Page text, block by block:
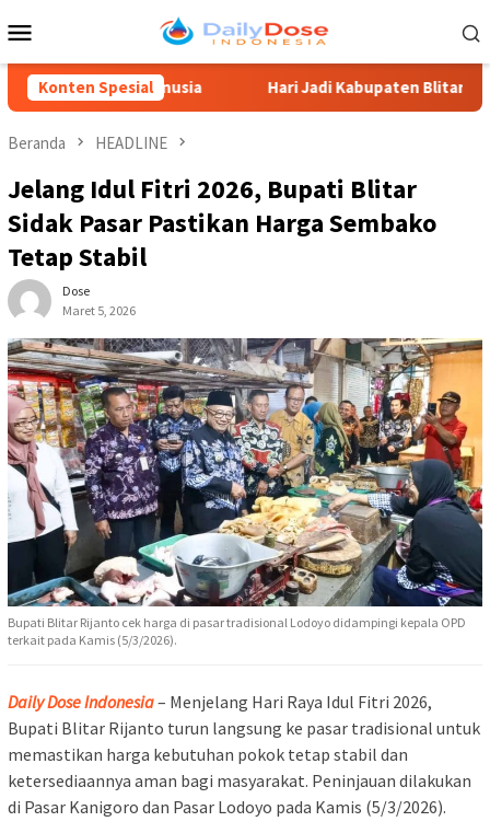
ke
Mobile
Konten Spesial
Manusia Hari Jadi Kabupaten Blitar 702, Ketua DPRD
Beranda HEADLINE
Jelang Idul Fitri 2026, Bupati Blitar
Sidak Pasar Pastikan Harga Sembako
Tetap Stabil
Dose
Maret 5, 2026
Bupati Blitar Rijanto cek harga di pasar tradisional Lodoyo didampingi kepala OPD
terkait pada Kamis (5/3/2026).
Daily Dose Indonesia– Menjelang Hari Raya Idul Fitri 2026,
Bupati Blitar Rijanto turun langsung ke pasar tradisional untuk
memastikan harga kebutuhan pokok tetap stabil dan
ketersediaannya aman bagi masyarakat. Peninjauan dilakukan
di Pasar Kanigoro dan Pasar Lodoyo pada Kamis (5/3/2026).